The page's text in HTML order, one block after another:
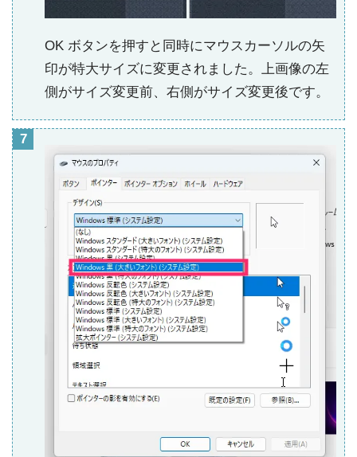
OK ボタンを押すと同時にマウスカーソルの矢
印が特大サイズに変更されました。上画像の左
側がサイズ変更前、右側がサイズ変更後です。